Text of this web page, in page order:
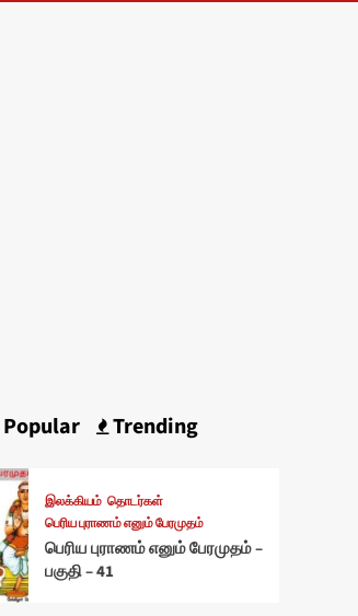
Trending
இலக்கியம் தொடர்கள்
பெரிய புராணம் எனும் பேரமுதம்
பெரிய புராணம் எனும் பேரமுதம் –
பகுதி – 41